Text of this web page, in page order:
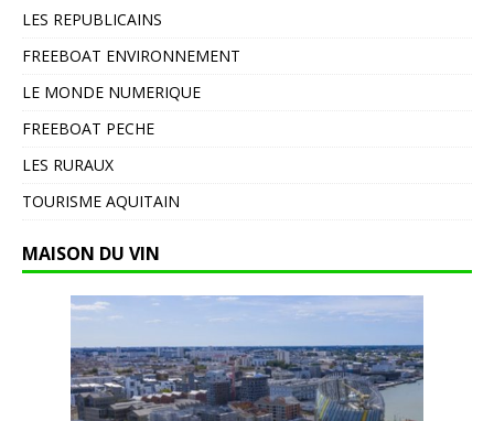
LES REPUBLICAINS
FREEBOAT ENVIRONNEMENT
LE MONDE NUMERIQUE
FREEBOAT PECHE
LES RURAUX
TOURISME AQUITAIN
MAISON DU VIN